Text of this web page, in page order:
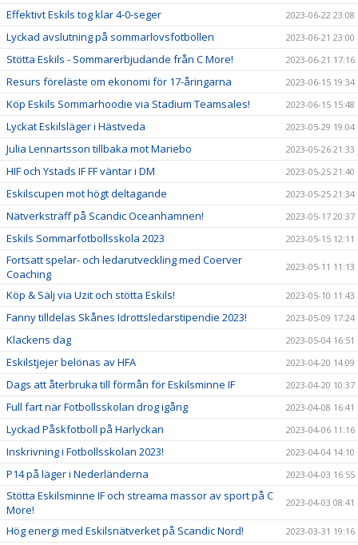
Effektivt Eskils tog klar 4-0-seger 2023-06-22 23:08
Lyckad avslutning på sommarlovsfotbollen 2023-06-21 23:00
Stötta Eskils - Sommarerbjudande från C More! 2023-06-21 17:16
Resurs föreläste om ekonomi för 17-åringarna 2023-06-15 19:34
Köp Eskils Sommarhoodie via Stadium Teamsales! 2023-06-15 15:48
Lyckat Eskilsläger i Hästveda 2023-05-29 19:04
Julia Lennartsson tillbaka mot Mariebo 2023-05-26 21:33
HIF och Ystads IF FF väntar i DM 2023-05-25 21:40
Eskilscupen mot högt deltagande 2023-05-25 21:34
Nätverksträff på Scandic Oceanhamnen! 2023-05-17 20:37
Eskils Sommarfotbollsskola 2023 2023-05-15 12:11
Fortsatt spelar- och ledarutveckling med Coerver
Coaching
2023-05-11 11:13
Köp & Sälj via Uzit och stötta Eskils! 2023-05-10 11:43
Fanny tilldelas Skånes Idrottsledarstipendie 2023! 2023-05-09 17:24
Klackens dag 2023-05-04 16:51
Eskilstjejer belönas av HFA 2023-04-20 14:09
Dags att återbruka till förmån för Eskilsminne IF 2023-04-20 10:37
Full fart när Fotbollsskolan drog igång 2023-04-08 16:41
Lyckad Påskfotboll på Harlyckan 2023-04-06 11:16
Inskrivning i Fotbollsskolan 2023! 2023-04-04 14:10
P14 på läger i Nederländerna 2023-04-03 16:55
Stötta Eskilsminne IF och streama massor av sport på C
More!
2023-04-03 08:41
Hög energi med Eskilsnätverket på Scandic Nord! 2023-03-31 19:16